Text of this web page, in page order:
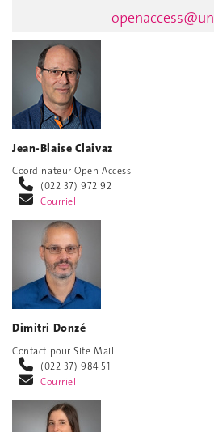
Jean-Blaise Claivaz
Coordinateur Open Access
(022 37) 972 92
Courriel
Dimitri Donzé
Contact pour Site Mail
(022 37) 984 51
Courriel